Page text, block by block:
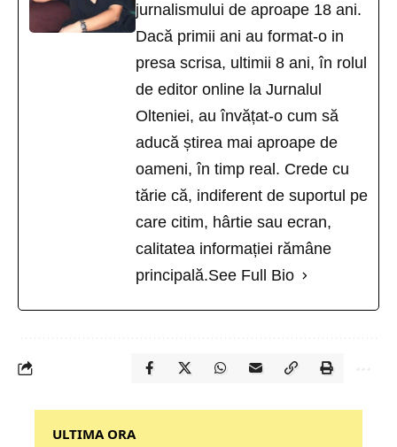
jurnalismului de aproape 18 ani.
Dacă primii ani au format-o in
presa scrisa, ultimii 8 ani, în rolul
de editor online la Jurnalul
Olteniei, au învățat-o cum să
aducă știrea mai aproape de
oameni, în timp real. Crede cu
tărie că, indiferent de suportul pe
care citim, hârtie sau ecran,
calitatea informației rămâne
principală.See Full Bio
‎‎‎‎‎‎‎ULTIMA ORA